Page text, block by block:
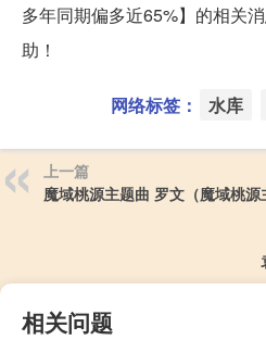
多年同期偏多近65%】的相关
助！
网络标签： 水库
上一篇
魔域桃源主题曲 罗文（魔域桃源
相关问题